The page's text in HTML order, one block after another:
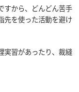
すから、どんどん苦手
先を使った活動を避け
実習があったり、裁縫